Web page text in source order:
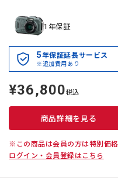
1年保証
5年保証延長サービス
※追加費用あり
定
価
¥36,800税込
商品詳細を見る
※この商品は会員の方は特別価格
ログイン・会員登録はこちら